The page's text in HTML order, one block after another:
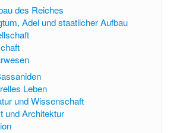
des Reiches
Adel und staatlicher Aufbau
Leben
und Wissenschaft
und Architektur